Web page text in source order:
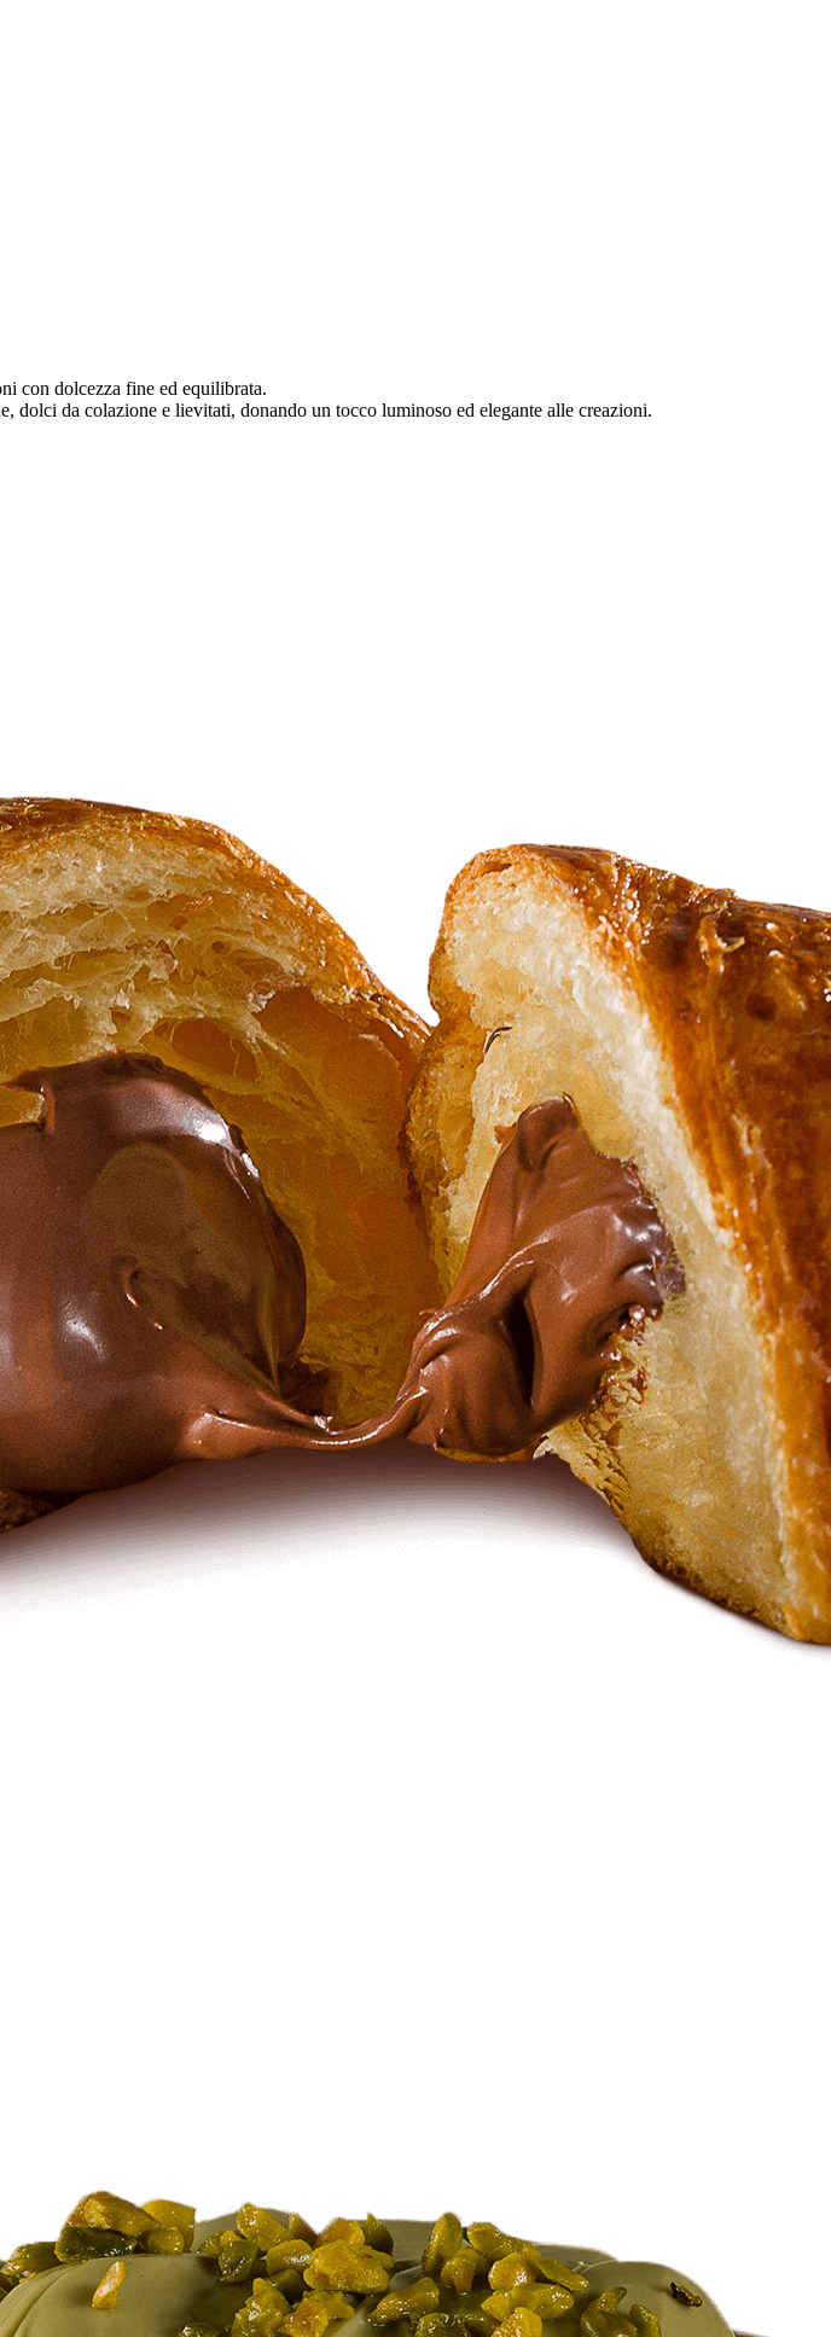
con dolcezza fine ed equilibrata.
dolci da colazione e lievitati, donando un tocco luminoso ed elegante alle creazioni.